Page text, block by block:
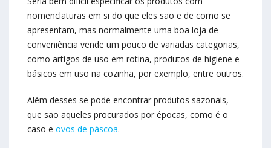
nomenclaturas em si do que eles são e de como se
apresentam, mas normalmente uma boa loja de
conveniência vende um pouco de variadas categorias,
como artigos de uso em rotina, produtos de higiene e
básicos em uso na cozinha, por exemplo, entre outros.
Além desses se pode encontrar produtos sazonais,
que são aqueles procurados por épocas, como é o
caso e ovos de páscoa.